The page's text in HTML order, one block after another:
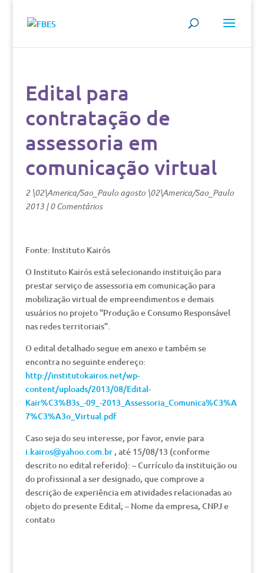
Edital para
contratação de
assessoria em
comunicação virtual
2 \02\America/Sao_Paulo agosto \02\America/Sao_Paulo
2013|0 Comentários
Fonte: Instituto Kairós
O Instituto Kairós está selecionando instituição para
prestar serviço de assessoria em comunicação para
mobilização virtual de empreendimentos e demais
usuários no projeto “Produção e Consumo Responsável
nas redes territoriais”.
O edital detalhado segue em anexo e também se
encontra no seguinte endereço:
http://institutokairos.net/wp-
content/uploads/2013/08/Edital-
Kair%C3%B3s_-09_-2013_Assessoria_Comunica%C3%A
7%C3%A3o_Virtual.pdf
Caso seja do seu interesse, por favor, envie para
i.kairos@yahoo.com.br, até 15/08/13 (conforme
descrito no edital referido): – Currículo da instituição ou
do profissional a ser designado, que comprove a
descrição de experiência em atividades relacionadas ao
objeto do presente Edital; – Nome da empresa, CNPJ e
contato